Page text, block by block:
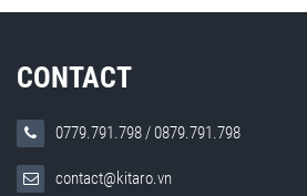
CONTACT
0779.791.798/0879.791.798
contact@kitaro.vn